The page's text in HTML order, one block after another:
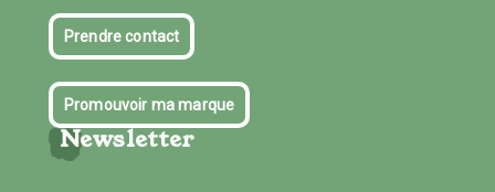
Prendre contact
Promouvoir ma marque
Newsletter